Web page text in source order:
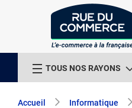
TOUS NOS RAYONS
Accueil Informatique